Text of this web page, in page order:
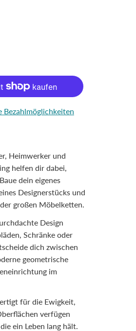
Bezahlmöglichkeiten
Heimwerker und
helfen dir dabei,
dein eigenes
Designerstücks und
großen Möbelketten.
Design
Schränke oder
dich zwischen
geometrische
im
für die Ewigkeit,
verfügen
ein Leben lang hält.